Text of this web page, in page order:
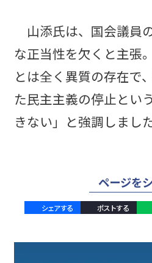
山添氏は、国会議員
な正当性を欠くと主張
とは全く異質の存在で
た民主主義の停止とい
きない」と強調しました
ページを
シェアする ポストする